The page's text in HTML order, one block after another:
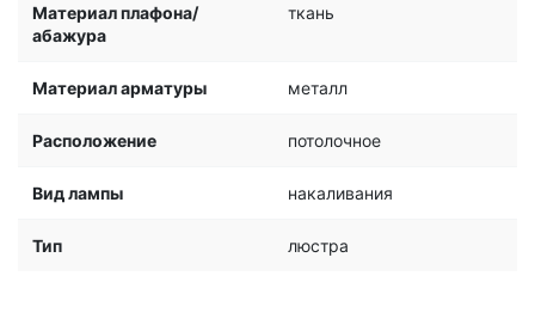
Материал плафона/
абажура
ткань
Материал арматуры металл
Расположение потолочное
Вид лампы накаливания
Тип люстра